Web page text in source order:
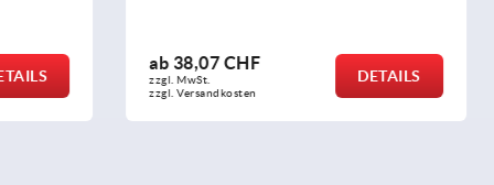
DETAILS
ab52,48 CHF
zzgl. MwSt.
zzgl. Versandkosten
DETAILS